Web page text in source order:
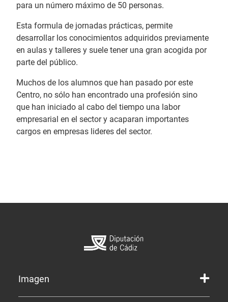
para un número máximo de 50 personas.
Esta formula de jornadas prácticas, permite
desarrollar los conocimientos adquiridos previamente
en aulas y talleres y suele tener una gran acogida por
parte del público.
Muchos de los alumnos que han pasado por este
Centro, no sólo han encontrado una profesión sino
que han iniciado al cabo del tiempo una labor
empresarial en el sector y acaparan importantes
cargos en empresas lideres del sector.
Imagen